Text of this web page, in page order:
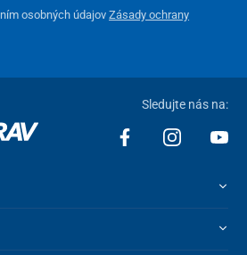
osobných údajovZásady ochrany
Sledujte nás na: